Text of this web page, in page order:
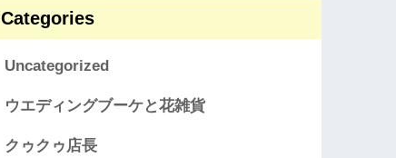
Categories
Uncategorized
ウエディングブーケと花雑貨
クゥクゥ店長